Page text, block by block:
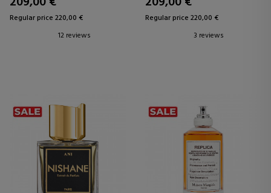
Regular price 220,00 €
12 reviews
Regular price 220,00 €
3 reviews